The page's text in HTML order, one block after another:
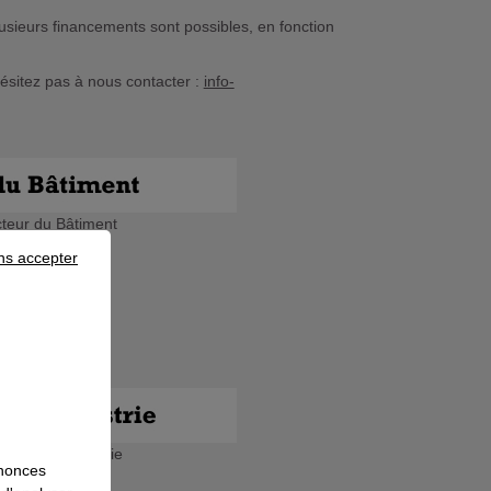
financements sont possibles, en fonction
pas à nous contacter : info-
du Bâtiment
de l'Industrie
accepter